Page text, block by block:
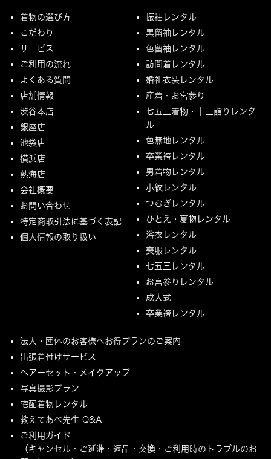
着物の選び方
こだわり
サービス
ご利用の流れ
よくある質問
店舗情報
渋谷本店
銀座店
池袋店
横浜店
熱海店
会社概要
お問い合わせ
特定商取引法に基づく表記
個人情報の取り扱い
振袖レンタル
黒留袖レンタル
色留袖レンタル
訪問着レンタル
婚礼衣装レンタル
産着・お宮参り
七五三着物・十三詣りレンタ
ル
色無地レンタル
卒業袴レンタル
男着物レンタル
小紋レンタル
つむぎレンタル
ひとえ・夏物レンタル
浴衣レンタル
喪服レンタル
七五三レンタル
お宮参りレンタル
成人式
卒業袴レンタル
法人・団体のお客様へお得プランのご案内
出張着付けサービス
ヘアーセット・メイクアップ
写真撮影プラン
宅配着物レンタル
教えてあべ先生 Q&A
ご利用ガイド
（キャンセル・ご延滞・返品・交換・ご利用時のトラブルのお